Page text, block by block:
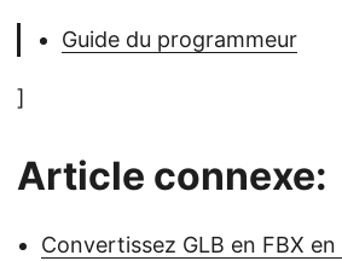
Guide du programmeur
]
Article connexe:
Convertissez GLB en FBX